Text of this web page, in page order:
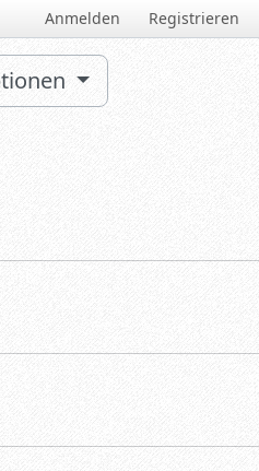
Anmelden Registrieren